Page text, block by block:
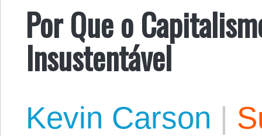
Por Que o
Insustentável
Kevin Carson |